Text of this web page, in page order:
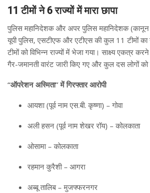
11 टीमों ने 6 राज्यों में मारा छापा
पुलिस महानिदेशक और अपर पुलिस महानिदेशक (कानून
यूपी पुलिस, एसटीएफ और एटीएस की कुल 11 टीमों का
टीमों को विभिन्न राज्यों में भेजा गया। साक्ष्य एकत्र
गैर-जमानती वारंट जारी किए गए और कुल दस लोगों को
“ऑपरेशन अस्मिता” में गिरफ्तार आरोपी
आयशा (पूर्व नाम एस.बी. कृष्णा) – गोवा
अली हसन (पूर्व नाम शेखर रॉय) – कोलकाता
ओसामा – कोलकाता
रहमान कुरैशी – आगरा
अब्बू तालिब – मुजफ्फरनगर